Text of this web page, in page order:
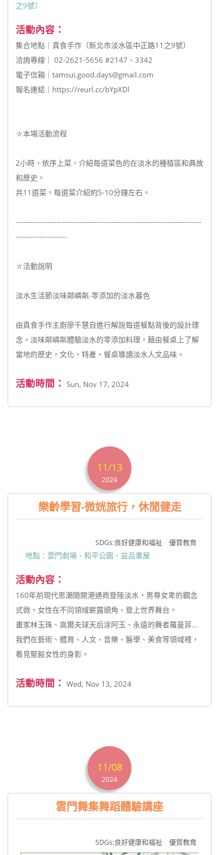
之9號）
活動內容：
集合地點｜真食手作（新北市淡水區中正路11之9號）
洽詢專線｜ 02-2621-5656 #2147、3342
電子信箱｜tamsui.good.days@gmail.com
報名連結｜https://reurl.cc/bYpXDl
⛦本場活動流程
2小時，依序上菜，介紹每道菜色的在淡水的種植區和典故
和歷史。
共11道菜，每道菜介紹約5-10分鐘左右。
----------------------------------------------------------------------------
---------------------
⛦活動說明
淡水生活節淡味鄰嶙粼-零添加的淡水暮色
由真食手作主廚廖千慧自進行解說每道餐點背後的設計理
念。淡味鄰嶙粼體驗淡水的零添加料理，藉由餐桌上了解
當地的歷史，文化，特產，餐桌導讀淡水人文品味。
活動時間： Sun, Nov 17, 2024
11/13
2024
樂齡學習-微姯旅行，休閒健走
SDGs:良好健康和福祉 優質教育
地點：雲門劇場、和平公園、益品書屋
活動內容：
160年前現代思潮隨開港通商登陸淡水，男尊女卑的觀念
式微，女性在不同領域嶄露頭角、登上世界舞台。
畫家林玉珠、高爾夫球天后涂阿玉、永遠的舞者羅曼菲...
我們在藝術、體育、人文、音樂、醫學、美食等領域裡，
看見堅毅女性的身影。
活動時間： Wed, Nov 13, 2024
11/08
2024
雲門舞集舞蹈體驗講座
SDGs:良好健康和福祉 優質教育